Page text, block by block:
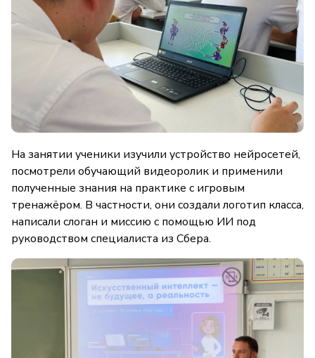
На занятии ученики изучили устройство нейросетей,
посмотрели обучающий видеоролик и применили
полученные знания на практике с игровым
тренажёром. В частности, они создали логотип класса,
написали слоган и миссию с помощью ИИ под
руководством специалиста из Сбера.